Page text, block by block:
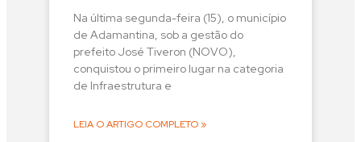
Na última segunda-feira (15), o município
de Adamantina, sob a gestão do
prefeito José Tiveron (NOVO),
conquistou o primeiro lugar na categoria
de Infraestrutura e
LEIA O ARTIGO COMPLETO »